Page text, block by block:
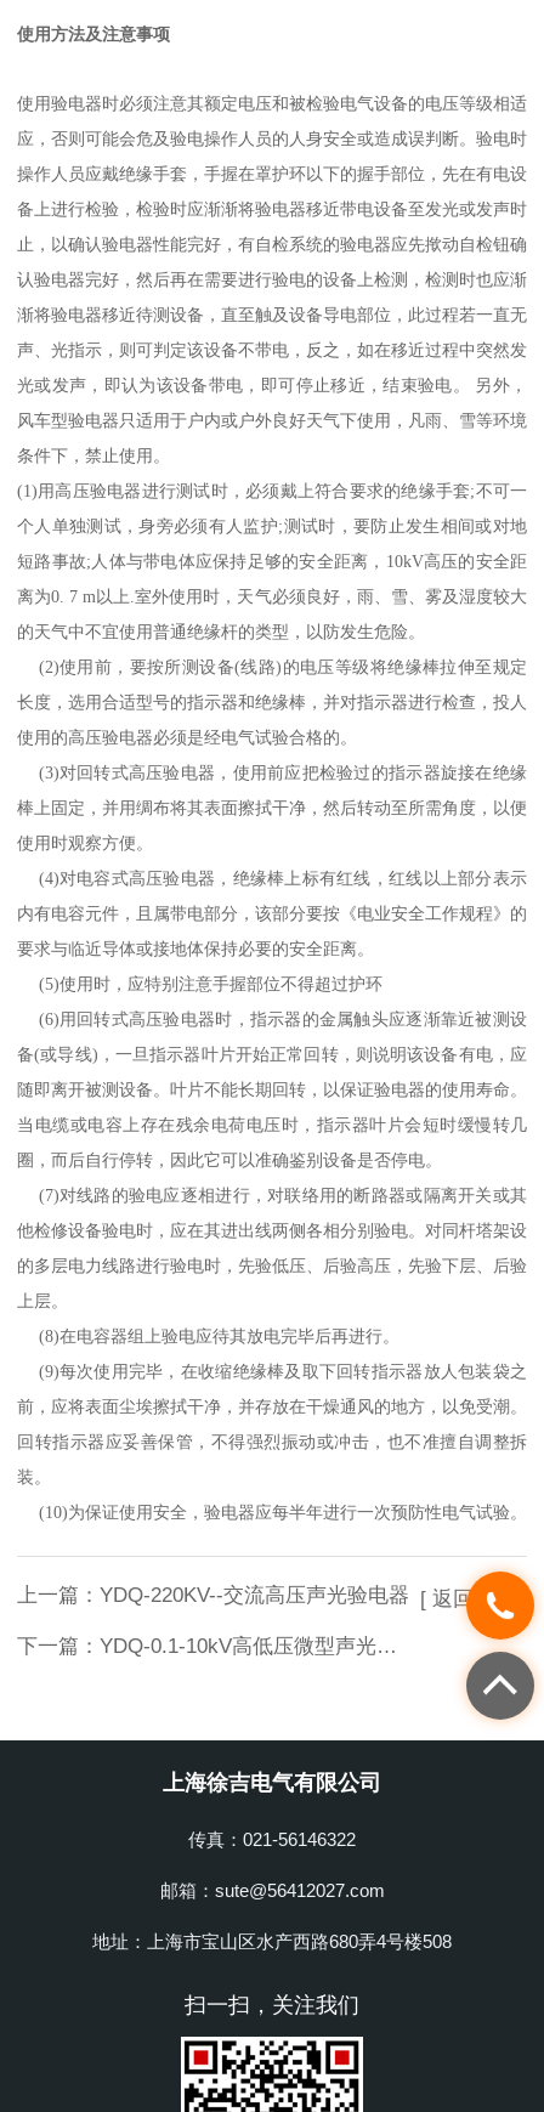
使用方法及注意事项
使用验电器时必须注意其额定电压和被检验电气设备的电压等级相适
应，否则可能会危及验电操作人员的人身安全或造成误判断。验电时
操作人员应戴绝缘手套，手握在罩护环以下的握手部位，先在有电设
备上进行检验，检验时应渐渐将验电器移近带电设备至发光或发声时
止，以确认验电器性能完好，有自检系统的验电器应先揿动自检钮确
认验电器完好，然后再在需要进行验电的设备上检测，检测时也应渐
渐将验电器移近待测设备，直至触及设备导电部位，此过程若一直无
声、光指示，则可判定该设备不带电，反之，如在移近过程中突然发
光或发声，即认为该设备带电，即可停止移近，结束验电。 另外，
风车型验电器只适用于户内或户外良好天气下使用，凡雨、雪等环境
条件下，禁止使用。
(1) 用高压验电器进行测试时，必须戴上符合要求的绝缘手套;不可一
个人单独测试，身旁必须有人监护;测试时，要防止发生相间或对地
短路事故; 人体与带电体应保持足够的安全距离， 10kV高压的安全距
离为0. 7 m 以上 .室外使用时，天气必须良好，雨、雪、雾及湿度较大
的天气中不宜使用普通绝缘杆的类型，以防发生危险。
(2)使用前，要按所测设备(线路) 的电压等级将绝缘棒拉伸至规定
长度，选用合适型号的指示器和绝缘棒，并对指示器进行检查，投人
使用的高压验电器必须是经电气试验合格的。
(3)对回转式高压验电器，使用前应把检验过的指示器旋接在绝缘
棒上固定，并用绸布将其表面擦拭干净，然后转动至所需角度，以便
使用时观察方便。
(4)对电容式高压验电器，绝缘棒上标有红线，红线以上部分表示
内有电容元件，且属带电部分，该部分要按《电业安全工作规程》的
要求与临近导体或接地体保持必要的安全距离。
(5)使用时，应特别注意手握部位不得超过护环
(6) 用回转式高压验电器时，指示器的金属触头应逐渐靠近被测设
备(或导线) ，一旦指示器叶片开始正常回转，则说明该设备有电，应
随即离开被测设备。叶片不能长期回转，以保证验电器的使用寿命。
当电缆或电容上存在残余电荷电压时，指示器叶片会短时缓慢转几
圈，而后自行停转，因此它可以准确鉴别设备是否停电。
(7)对线路的验电应逐相进行，对联络用的断路器或隔离开关或其
他检修设备验电时，应在其进出线两侧各相分别验电。对同杆塔架设
的多层电力线路进行验电时，先验低压、后验高压，先验下层、后验
上层。
(8)在电容器组上验电应待其放电完毕后再进行。
(9)每次使用完毕，在收缩绝缘棒及取下回转指示器放人包装袋之
前，应将表面尘埃擦拭干净，并存放在干燥通风的地方，以免受潮。
回转指示器应妥善保管，不得强烈振动或冲击，也不准擅自调整拆
装。
(10)为保证使用安全，验电器应每半年进行一次预防性电气试验。
上一篇： YDQ-220KV--交流高压声光验电器
下一篇： YDQ-0.1-10kV高低压微型声光验电器-低压验电器
[ 返回列表 ]
上海徐吉电气有限公司
传真：021-56146322
邮箱：sute@56412027.com
地址：上海市宝山区水产西路680弄4号楼508
扫一扫，关注我们